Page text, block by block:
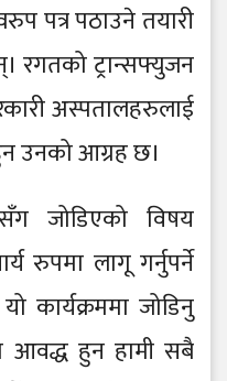
पत्र पठाउने तयारी
रगतको ट्रान्सफ्युजन
अस्पतालहरुलाई
उनको आग्रह छ।
जोडिएको विषय
रुपमा लागू गर्नुपर्ने
कार्यक्रममा जोडिनु
आवद्ध हुन हामी सबै